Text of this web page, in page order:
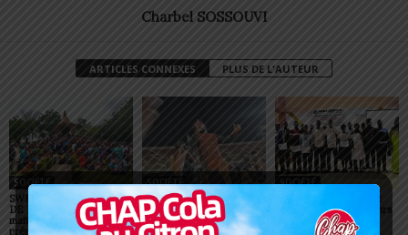
Charbel SOSSOUVI
ARTICLES CONNEXES PLUS DE L'AUTEUR
SOCIÉTÉ
SWEDD+ Togo / ECOLE
DE LA CHANCE : les
maitres-artisans se
préparent à transmettre
SOCIÉTÉ
Glory Night 2026: Sonnie
Badu fait chanter des
milliers de personnes à
Lomé
SOCIÉTÉ
Vogan : AGRI-ESPOIR
récompense les meilleurs